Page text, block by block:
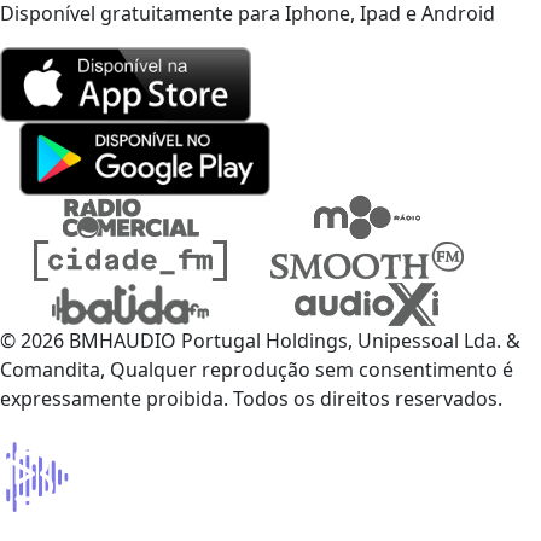
Disponível gratuitamente para Iphone, Ipad e Android
© 2026 BMHAUDIO Portugal Holdings, Unipessoal Lda. &
Comandita, Qualquer reprodução sem consentimento é
expressamente proibida. Todos os direitos reservados.